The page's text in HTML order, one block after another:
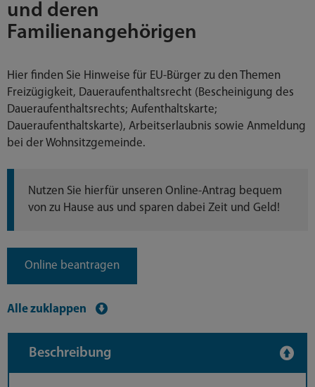
und deren
Familienangehörigen
Hier finden Sie Hinweise für EU-Bürger zu den Themen
Freizügigkeit, Daueraufenthaltsrecht (Bescheinigung des
Daueraufenthaltsrechts; Aufenthaltskarte;
Daueraufenthaltskarte), Arbeitserlaubnis sowie Anmeldung
bei der Wohnsitzgemeinde.
Nutzen Sie hierfür unseren Online-Antrag bequem
von zu Hause aus und sparen dabei Zeit und Geld!
Online beantragen
Alle zuklappen
Beschreibung